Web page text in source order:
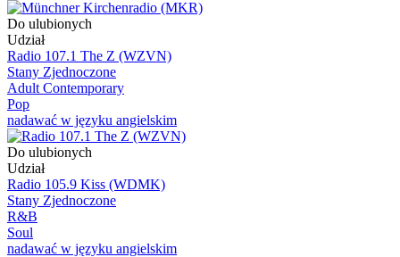
Do ulubionych
Udział
Radio 107.1 The Z (WZVN)
Stany Zjednoczone
Adult Contemporary
Pop
nadawać w języku angielskim
Do ulubionych
Udział
Radio 105.9 Kiss (WDMK)
Stany Zjednoczone
R&B
Soul
nadawać w języku angielskim